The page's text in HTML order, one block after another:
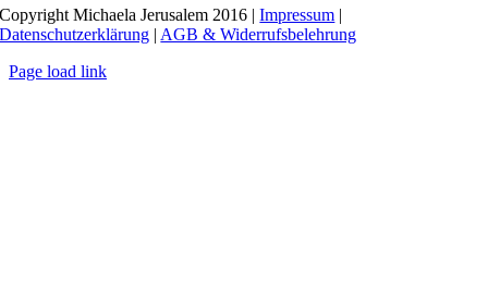
Copyright Michaela Jerusalem 2016 |Impressum |
Datenschutzerklärung | AGB & Widerrufsbelehrung
Page load link